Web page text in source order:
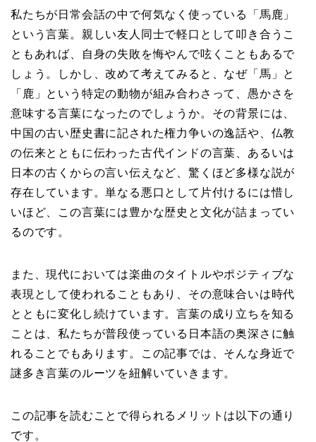
私たちが日常会話の中で何気なく使っている「馬鹿」
という言葉。親しい友人同士で軽口として叩き合うこ
ともあれば、自身の失敗を悔やんで呟くこともあるで
しょう。しかし、改めて考えてみると、なぜ「馬」と
「鹿」という特定の動物が組み合わさって、愚かさを
意味する言葉になったのでしょうか。その背景には、
中国の古い歴史書に記された権力争いの逸話や、仏教
の伝来とともに伝わった古代インドの言葉、あるいは
日本の古くからの言い伝えなど、驚くほど多様な説が
存在しています。単なる悪口として片付けるには惜し
いほど、この言葉には豊かな歴史と文化が詰まってい
るのです。
また、現代においては楽曲のタイトルやポジティブな
表現として使われることもあり、その意味合いは時代
とともに変化し続けています。言葉の成り立ちを知る
ことは、私たちが普段使っている日本語の奥深さに触
れることでもあります。この記事では、そんな身近で
謎多き言葉のルーツを紐解いていきます。
この記事を読むことで得られるメリットは以下の通り
です。